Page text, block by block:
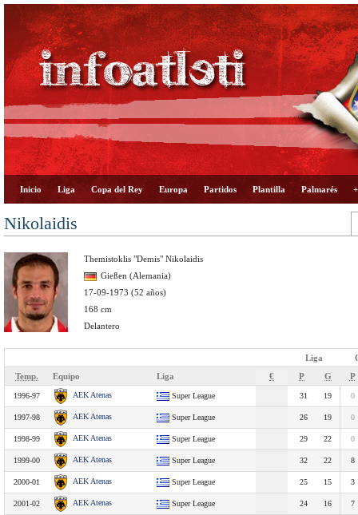
Inicio Liga Copa del Rey Europa Partidos Plantilla Palmarés
Nikolaidis
Themistoklis "Demis" Nikolaidis
Gießen (Alemania)
17-09-1973 (52 años)
168 cm
Delantero
Liga
Temp.
Equipo Liga € P G P
1996-97 AEK Atenas Super League 31 19 0
1997-98 AEK Atenas Super League 26 19 0
1998-99 AEK Atenas Super League 29 22 0
1999-00 AEK Atenas Super League 32 22 8
2000-01 AEK Atenas Super League 25 15 3
2001-02 AEK Atenas Super League 24 16 7